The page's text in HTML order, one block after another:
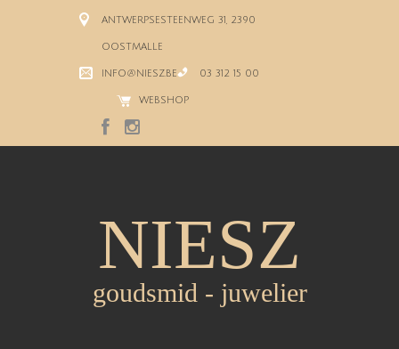
ANTWERPSESTEENWEG 31, 2390
OOSTMALLE
INFO@NIESZ.BE 03 312 15 00
WEBSHOP
NIESZ
goudsmid - juwelier